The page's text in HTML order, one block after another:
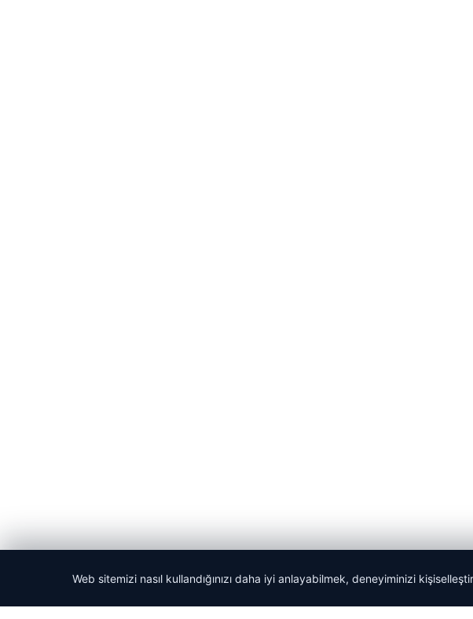
© 2026 Ajans Haberi – Güncel Haberler
Web sitemizi nasıl kullandığınızı daha iyi anlayabilmek, deneyiminizi